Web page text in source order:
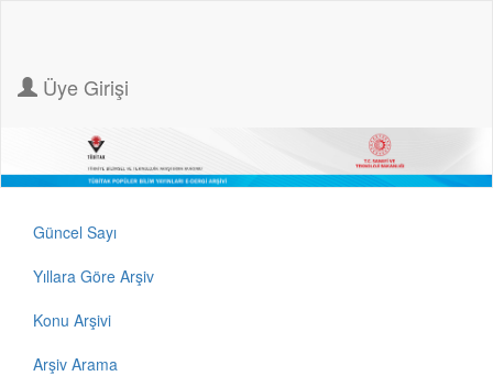
Üye Girişi
Güncel Sayı
Yıllara Göre Arşiv
Konu Arşivi
Arşiv Arama